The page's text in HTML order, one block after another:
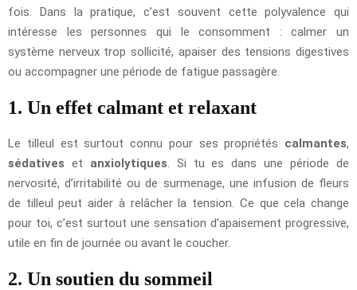
fois. Dans la pratique, c’est souvent cette polyvalence qui
intéresse les personnes qui le consomment : calmer un
système nerveux trop sollicité, apaiser des tensions digestives
ou accompagner une période de fatigue passagère.
1. Un effet calmant et relaxant
Le tilleul est surtout connu pour ses propriétés calmantes,
sédatives et anxiolytiques . Si tu es dans une période de
nervosité, d’irritabilité ou de surmenage, une infusion de fleurs
de tilleul peut aider à relâcher la tension. Ce que cela change
pour toi, c’est surtout une sensation d’apaisement progressive,
utile en fin de journée ou avant le coucher.
2. Un soutien du sommeil